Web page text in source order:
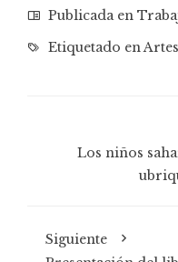
Publicada en
Etiquetado en
Los niños
Siguiente